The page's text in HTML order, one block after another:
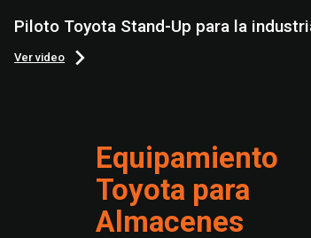
Piloto Toyota Stand-Up para la
Ver video
Equipamiento
Toyota para
Almacenes